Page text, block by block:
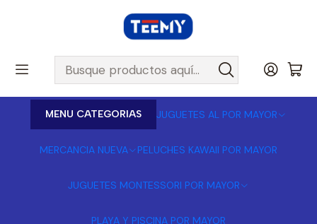
MENU CATEGORIAS JUGUETES AL POR MAYOR
MERCANCIA NUEVA PELUCHES KAWAII POR MAYOR
JUGUETES MONTESSORI POR MAYOR
PLAYA Y PISCINA POR MAYOR